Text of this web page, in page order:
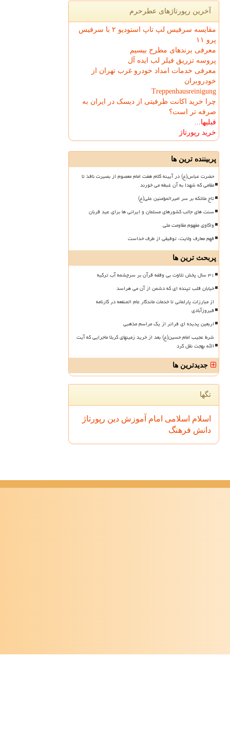
آخرین رپورتاژهای عطرحرم
مقایسه سرفیس لپ تاپ استودیو ۲ با سرفیس
پرو ۱۱
معرفی برندهای مطرح بیسیم
پروسه تزریق فیلر لب ایده آل
معرفی خدمات امداد خودرو غرب تهران از
خودروبران
Treppenhausreinigung
چرا خرید اکانت ظرفیتی از دیسک در ایران به
صرفه تر است؟
قبلیها...
خرید رپورتاژ
پربیننده ترین ها
حضرت عباس(ع) در آیینه کلام هفت امام معصوم از بصیرت نافذ تا
مقامی که شهدا به آن غبطه می خورند
تاج ملائکه بر سر امیرالمؤمنین علی(ع)
سنت های جالب کشورهای مسلمان و ایرانی ها برای عید قربان
واکاوی مفهوم مقاومت ملی
فهم معارف ولایت، توفیقی از طرف خداست
پربحث ترین ها
۳۱ سال پخش تلاوت بی وقفه قرآن بر سرچشمه آب ترکیه
خیابان قلب تپنده ای که دشمن از آن می هراسد
از مبارزات پارلمانی تا خدمات ماندگار عام المنفعه در کارنامه
فیروزآبادی
اربعین پدیده ای فراتر از یک مراسم مذهبی
شرط عجیب امام حسین(ع) بعد از خرید زمینهای کربلا ماجرایی که آیت
الله بهجت نقل کرد
جدیدترین ها
تگها
اسلام اسلامی امام آموزش دین رپورتاژ
دانش فرهنگ